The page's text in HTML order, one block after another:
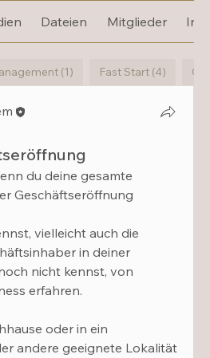
Dateien Mitglieder Info
(1) Fast Start (4) Q-
du deine gesamte
Geschäftseröffnung
vielleicht auch die
in deiner
nicht kennst, von
erfahren.
oder in ein
andere geeignete Lokalität